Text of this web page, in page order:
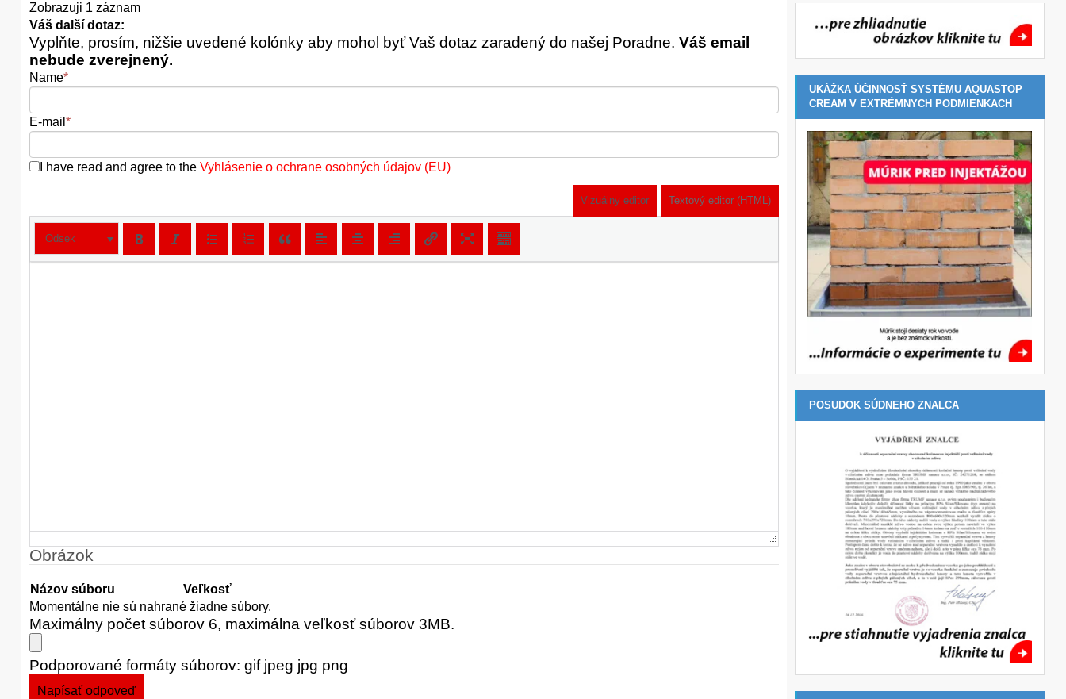
Zobrazuji 1 záznam
Váš další dotaz:
Vyplňte, prosím, nižšie uvedené kolónky aby mohol byť Vaš dotaz zaradený do našej Poradne. Váš email
nebude zverejnený.
Name*
E-mail *
I have read and agree to the Vyhlásenie o ochrane osobných údajov (EU)
Vizuálny editor Textový editor (HTML)
Odsek
Obrázok
Názov súboru
Veľkosť
Momentálne nie sú nahrané žiadne súbory.
Maximálny počet súborov 6, maximálna veľkosť súborov 3MB.
Podporované formáty súborov: gif jpeg jpg png
UKÁŽKA ÚČINNOSŤ SYSTÉMU AQUASTOP
CREAM V EXTRÉMNYCH PODMIENKACH
POSUDOK SÚDNEHO ZNALCA